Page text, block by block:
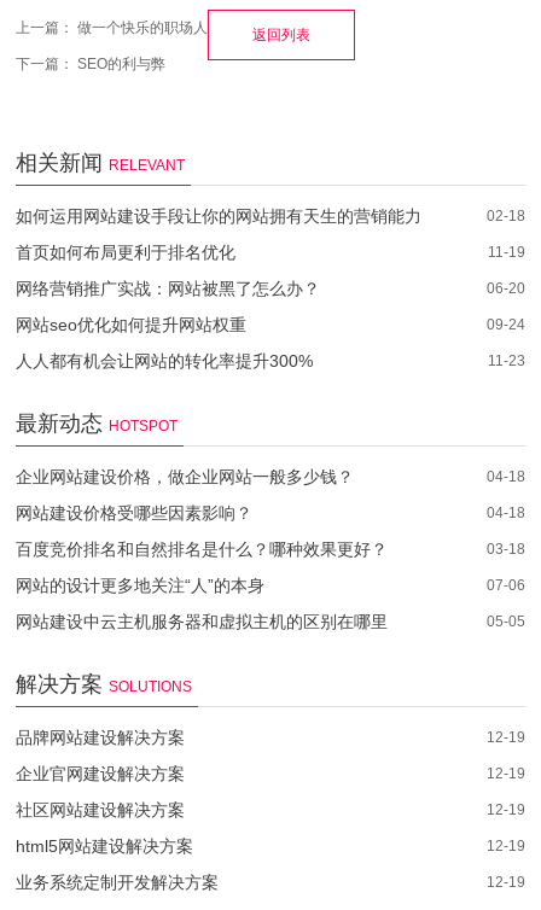
上一篇：做一个快乐的职场人
下一篇：SEO的利与弊
返回列表
相关新闻 RELEVANT
如何运用网站建设手段让你的网站拥有天生的营销能力 02-18
首页如何布局更利于排名优化 11-19
网络营销推广实战：网站被黑了怎么办？ 06-20
网站seo优化如何提升网站权重 09-24
人人都有机会让网站的转化率提升300% 11-23
最新动态 HOTSPOT
企业网站建设价格，做企业网站一般多少钱？ 04-18
网站建设价格受哪些因素影响？ 04-18
百度竞价排名和自然排名是什么？哪种效果更好？ 03-18
网站的设计更多地关注“人”的本身 07-06
网站建设中云主机服务器和虚拟主机的区别在哪里 05-05
解决方案 SOLUTIONS
品牌网站建设解决方案 12-19
企业官网建设解决方案 12-19
社区网站建设解决方案 12-19
html5网站建设解决方案 12-19
业务系统定制开发解决方案 12-19